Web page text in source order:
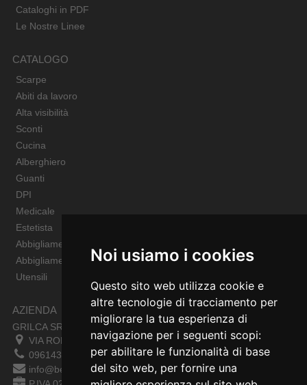
Noi usiamo i cookies
Questo sito web utilizza cookie e
altre tecnologie di tracciamento per
migliorare la tua esperienza di
navigazione per i seguenti scopi:
per abilitare le funzionalità di base
del sito web, per fornire una
Cataloghi in PDF
Le Nostre Linee
CATALOGO
Scarpe
Abiti da lavoro
Alta visibilità
Sconti
Cucina
Alberghiero
Guanti
DPI
Medicale
Estetista
Abbigliamento Sportivo
Abbigliamento Bambino
Utensili
AZIENDA
GRILCA SRL
VIA ROMA 180 88054 SERSALE CZ
0961432177
info@bestsafety.it